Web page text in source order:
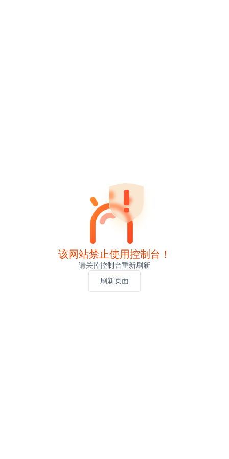
该网站禁止使用控制台！
请关掉控制台重新刷新
刷新页面